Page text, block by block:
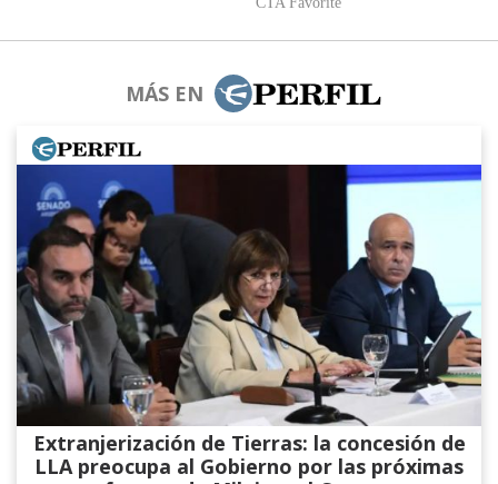
MÁS EN
Extranjerización de Tierras: la concesión de
LLA preocupa al Gobierno por las próximas